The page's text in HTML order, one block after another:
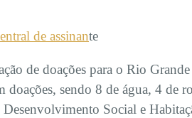
de assinante
de doações para o Rio
doações, sendo 8 de água, 4 de
Social e